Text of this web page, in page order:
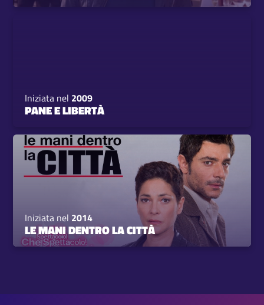
Iniziata nel 2009
PANE E LIBERTÀ
Iniziata nel 2014
LE MANI DENTRO LA CITTÀ